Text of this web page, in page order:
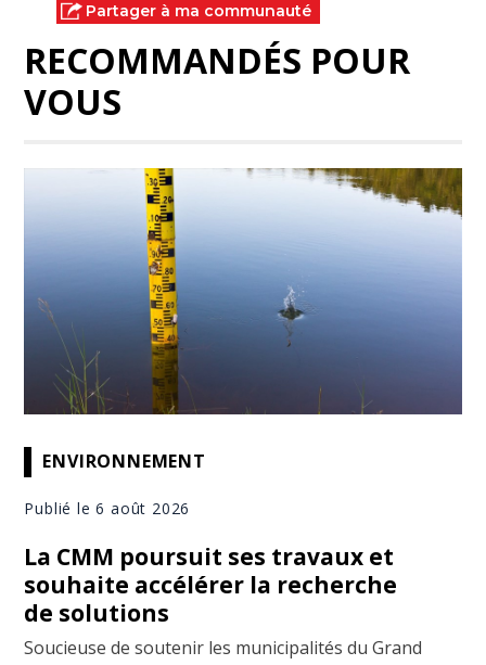
Partager à ma communauté
RECOMMANDÉS POUR
VOUS
ENVIRONNEMENT
Publié le 6 août 2026
La CMM poursuit ses travaux et
souhaite accélérer la recherche
de solutions
Soucieuse de soutenir les municipalités du Grand